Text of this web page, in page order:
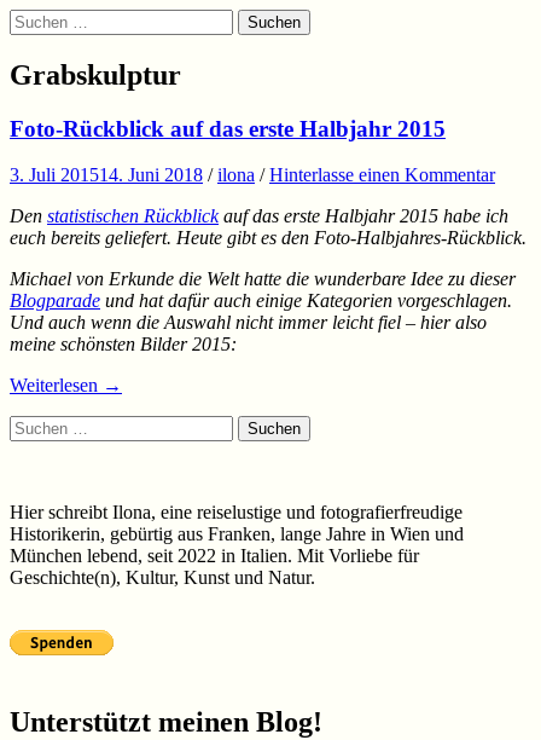
Suchen
Suchen
nach:
Grabskulptur
Foto-Rückblick auf das erste Halbjahr 2015
3. Juli 201514. Juni 2018 /ilona /Hinterlasse einen Kommentar
Den statistischen Rückblickauf das erste Halbjahr 2015 habe ich
euch bereits geliefert. Heute gibt es den Foto-Halbjahres-Rückblick.
Michael von Erkunde die Welt hatte die wunderbare Idee zu dieser
Blogparade und hat dafür auch einige Kategorien vorgeschlagen.
Und auch wenn die Auswahl nicht immer leicht fiel – hier also
meine schönsten Bilder 2015:
Weiterlesen →
Suchen
nach:
Hier schreibt Ilona, eine reiselustige und fotografierfreudige
Historikerin, gebürtig aus Franken, lange Jahre in Wien und
München lebend, seit 2022 in Italien. Mit Vorliebe für
Geschichte(n), Kultur, Kunst und Natur.
Unterstützt meinen Blog!